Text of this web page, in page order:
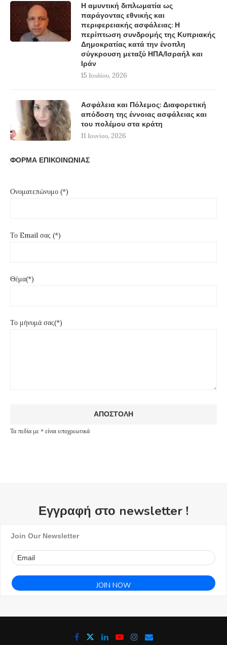
Η αμυντική διπλωματία ως
παράγοντας εθνικής και
περιφερειακής ασφάλειας: Η
περίπτωση συνδρομής της Κυπριακής
Δημοκρατίας κατά την ένοπλη
σύγκρουση μεταξύ ΗΠΑ/Ισραήλ και
Ιράν
15 Ιουλίου, 2026
Ασφάλεια και Πόλεμος: Διαφορετική
απόδοση της έννοιας ασφάλειας και
του πολέμου στα κράτη
11 Ιουνίου, 2026
ΦΟΡΜΑ ΕΠΙΚΟΙΝΩΝΙΑΣ
Ονοματεπώνυμο (*)
Το Email σας (*)
Θέμα(*)
Το μήνυμά σας(*)
Τα πεδία με * είναι υποχρεωτικά
Εγγραφή στο newsletter !
Join Our Newsletter